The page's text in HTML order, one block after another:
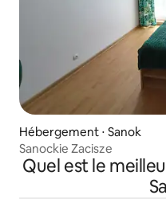
Hébergement ⋅ Sanok
Sanockie Zacisze
Quel est le